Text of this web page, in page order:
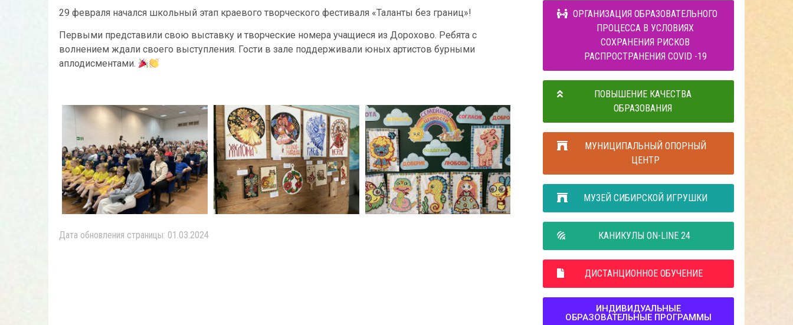
29 февраля начался школьный этап краевого творческого фестиваля «Таланты без границ»!
Первыми представили свою выставку и творческие номера учащиеся из Дорохово. Ребята с
волнением ждали своего выступления. Гости в зале поддерживали юных артистов бурными
аплодисментами.
Дата обновления страницы: 01.03.2024
ОРГАНИЗАЦИЯ ОБРАЗОВАТЕЛЬНОГО
ПРОЦЕССА В УСЛОВИЯХ
СОХРАНЕНИЯ РИСКОВ
РАСПРОСТРАНЕНИЯ COVID -19
ПОВЫШЕНИЕ КАЧЕСТВА
ОБРАЗОВАНИЯ
МУНИЦИПАЛЬНЫЙ ОПОРНЫЙ
ЦЕНТР
МУЗЕЙ СИБИРСКОЙ ИГРУШКИ
КАНИКУЛЫ ON-LINE 24
ДИСТАНЦИОННОЕ ОБУЧЕНИЕ
ИНДИВИДУАЛЬНЫЕ
ОБРАЗОВАТЕЛЬНЫЕ ПРОГРАММЫ